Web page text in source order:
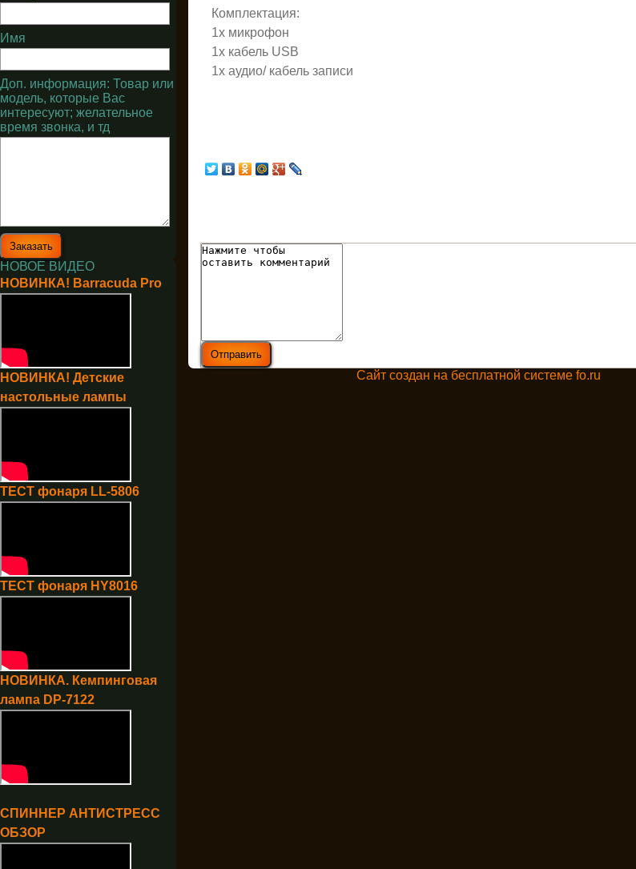
Имя
Доп. информация: Товар или
модель, которые Вас
интересуют; желательное
время звонка, и тд
НОВОЕ ВИДЕО
НОВИНКА! Barracuda Pro
НОВИНКА! Детские
настольные лампы
ТЕСТ фонаря LL-5806
ТЕСТ фонаря HY8016
НОВИНКА. Кемпинговая
лампа DP-7122
СПИННЕР АНТИСТРЕСС
ОБЗОР
Комплектация:
1x микрофон
1x кабель USB
1x аудио/ кабель записи
Сайт создан на бесплатной системе fo.ru